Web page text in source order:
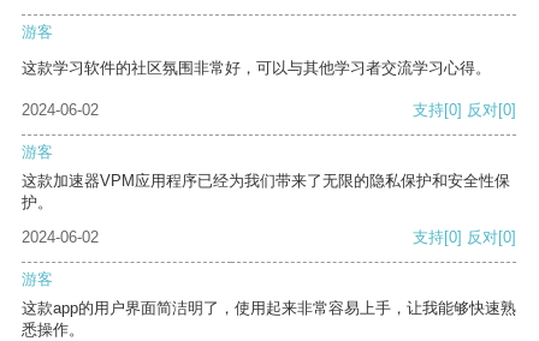
游客
这款学习软件的社区氛围非常好，可以与其他学习者交流学习心得。
2024-06-02 支持[0] 反对[0]
游客
这款加速器VPM应用程序已经为我们带来了无限的隐私保护和安全性保
护。
2024-06-02
支持[0] 反对[0]
游客
这款app的用户界面简洁明了，使用起来非常容易上手，让我能够快速熟
悉操作。